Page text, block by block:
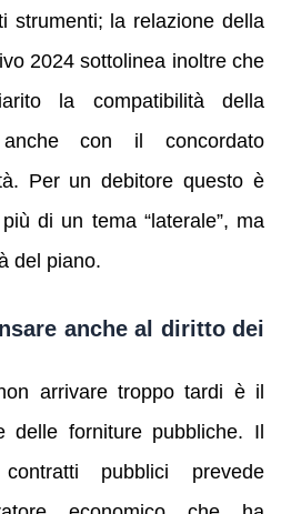
strumenti; la relazione della
2024 sottolinea inoltre che
la compatibilità della
con il concordato
Per un debitore questo è
di un tema “laterale”, ma
del piano.
anche al diritto dei
arrivare troppo tardi è il
delle forniture pubbliche. Il
pubblici prevede